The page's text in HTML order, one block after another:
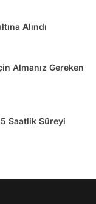
Alındı
Almanız Gereken
Saatlik Süreyi